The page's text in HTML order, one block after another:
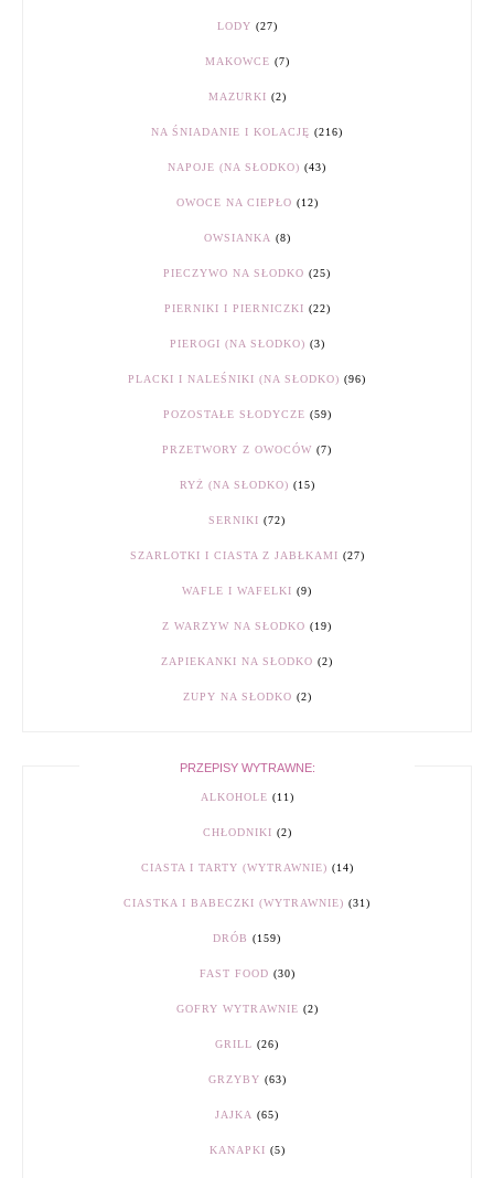
LODY (27)
MAKOWCE (7)
MAZURKI (2)
NA ŚNIADANIE I KOLACJĘ (216)
NAPOJE (NA SŁODKO) (43)
OWOCE NA CIEPŁO (12)
OWSIANKA (8)
PIECZYWO NA SŁODKO (25)
PIERNIKI I PIERNICZKI (22)
PIEROGI (NA SŁODKO) (3)
PLACKI I NALEŚNIKI (NA SŁODKO) (96)
POZOSTAŁE SŁODYCZE (59)
PRZETWORY Z OWOCÓW (7)
RYŻ (NA SŁODKO) (15)
SERNIKI (72)
SZARLOTKI I CIASTA Z JABŁKAMI (27)
WAFLE I WAFELKI (9)
Z WARZYW NA SŁODKO (19)
ZAPIEKANKI NA SŁODKO (2)
ZUPY NA SŁODKO (2)
PRZEPISY WYTRAWNE:
ALKOHOLE (11)
CHŁODNIKI (2)
CIASTA I TARTY (WYTRAWNIE) (14)
CIASTKA I BABECZKI (WYTRAWNIE) (31)
DRÓB (159)
FAST FOOD (30)
GOFRY WYTRAWNIE (2)
GRILL (26)
GRZYBY (63)
JAJKA (65)
KANAPKI (5)